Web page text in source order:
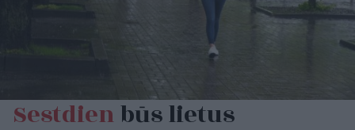
Sestdienbūs lietus